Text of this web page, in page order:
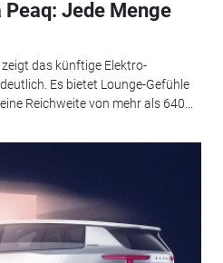
Jede Menge
das künftige Elektro-
Es bietet Lounge-Gefühle
Reichweite von mehr als 640...